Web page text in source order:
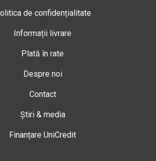
de confidențialitate
Informații livrare
Plată în rate
Despre noi
Contact
Știri & media
Finanțare UniCredit